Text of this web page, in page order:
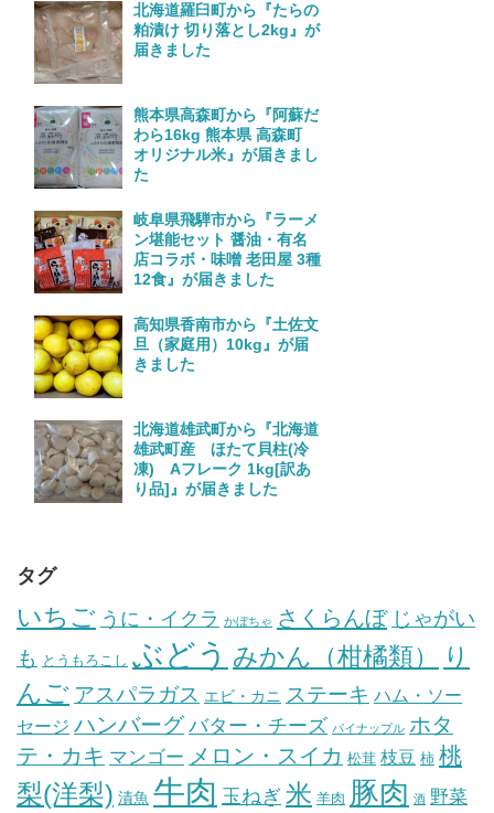
北海道羅臼町から『たらの
粕漬け 切り落とし2kg』が
届きました
熊本県高森町から『阿蘇だ
わら16kg 熊本県 高森町
オリジナル米』が届きまし
た
岐阜県飛騨市から『ラーメ
ン堪能セット 醤油・有名
店コラボ・味噌 老田屋 3種
12食』が届きました
高知県香南市から『土佐文
旦（家庭用）10kg』が届
きました
北海道雄武町から『北海道
雄武町産 ほたて貝柱(冷
凍) Aフレーク 1kg[訳あ
り品]』が届きました
タグ
いちご うに・イクラ かぼちゃ さくらんぼ じゃがい
も とうもろこし ぶどう みかん（柑橘類）
り
んご アスパラガス エビ・カニ ステーキ ハム・ソー
セージ ハンバーグ バター・チーズ パイナップル ホタ
テ・カキ マンゴー メロン・スイカ 松茸 枝豆 柿 桃
梨(洋梨) 漬魚 牛肉 玉ねぎ 米 羊肉 豚肉 酒 野菜